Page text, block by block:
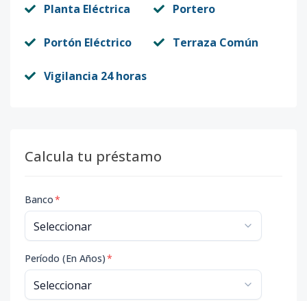
Planta Eléctrica Portero
Portón Eléctrico Terraza Común
Vigilancia 24 horas
Calcula tu préstamo
Banco*
Período (En Años)*